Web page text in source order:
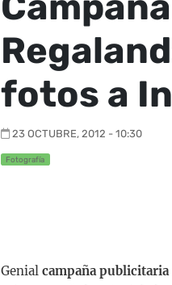
fotos a
23 OCTUBRE, 2012 - 10:30
Fotografía
Genial campaña publicitaria